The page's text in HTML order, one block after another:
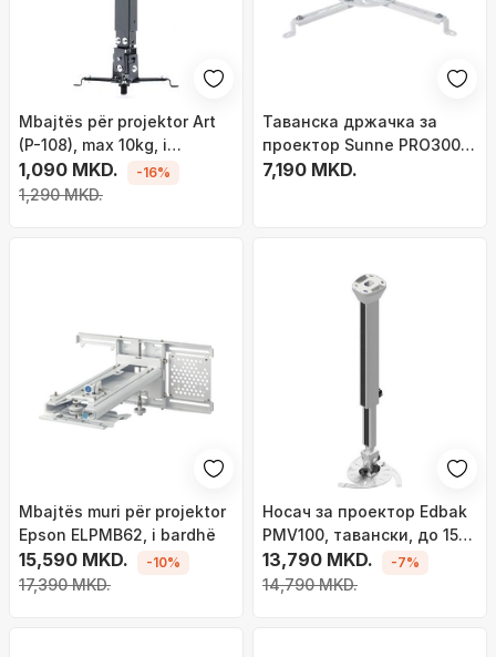
Mbajtës për projektor Art
(P-108), max 10kg, i
rregullushëm, i zi
1,090 MKD.
1,290 MKD.
-16%
Таванска држачка за
проектор Sunne PRO300S,
до 25 kg, бела
7,190 MKD.
Mbajtës muri për projektor
Epson ELPMB62, i bardhë
15,590 MKD.
17,390 MKD.
-10%
Носач за проектор Edbak
PMV100, тавански, до 15
kg, бел
13,790 MKD.
14,790 MKD.
-7%